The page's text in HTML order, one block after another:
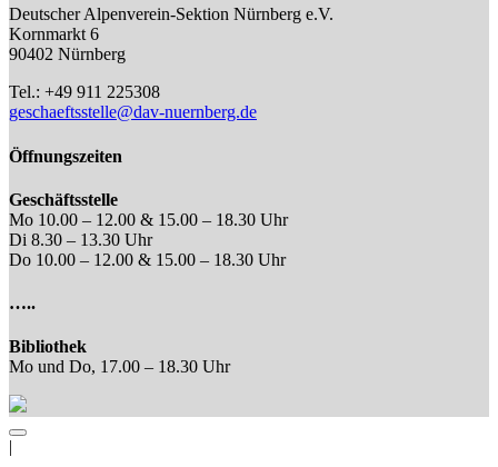
Deutscher Alpenverein-Sektion Nürnberg e.V.
Kornmarkt 6
90402 Nürnberg
Tel.: +49 911 225308
geschaeftsstelle@dav-nuernberg.de
Öffnungszeiten
Geschäftsstelle
Mo 10.00 – 12.00 & 15.00 – 18.30 Uhr
Di 8.30 – 13.30 Uhr
Do 10.00 – 12.00 & 15.00 – 18.30 Uhr
…..
Bibliothek
Mo und Do, 17.00 – 18.30 Uhr